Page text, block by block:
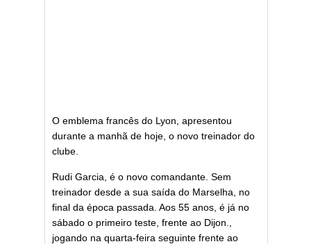
O emblema francês do Lyon, apresentou
durante a manhã de hoje, o novo treinador do
clube.
Rudi Garcia, é o novo comandante. Sem
treinador desde a sua saída do Marselha, no
final da época passada. Aos 55 anos, é já no
sábado o primeiro teste, frente ao Dijon.,
jogando na quarta-feira seguinte frente ao